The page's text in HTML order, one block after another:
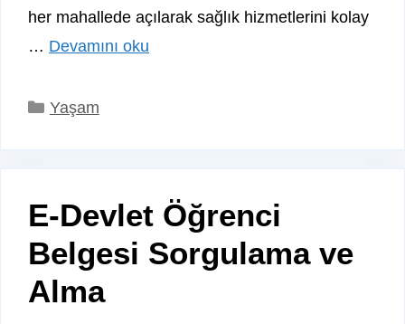
her mahallede açılarak sağlık hizmetlerini kolay
… Devamını oku
Kategoriler
Yaşam
E-Devlet Öğrenci
Belgesi Sorgulama ve
Alma